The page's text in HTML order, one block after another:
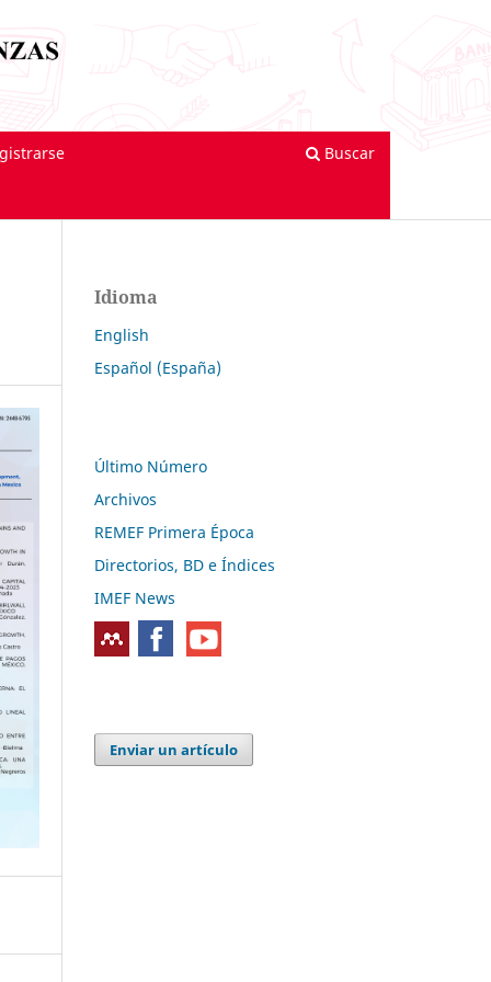
Buscar
Idioma
English
Español (España)
Último Número
Archivos
REMEF Primera Época
Directorios, BD e Índices
IMEF News
Enviar un artículo